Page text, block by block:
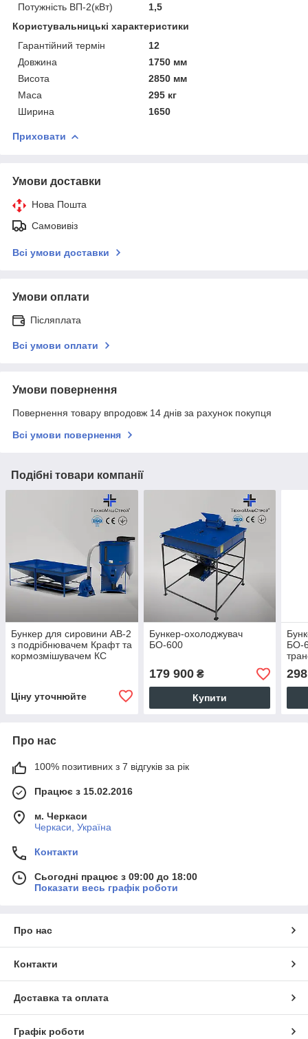
Потужність ВП-2(кВт)
1,5
Користувальницькі характеристики
Гарантійний термін
12
Довжина
1750 мм
Висота
2850 мм
Маса
295 кг
Ширина
1650
Приховати
Умови доставки
Нова Пошта
Самовивіз
Всі умови доставки
Умови оплати
Післяплата
Всі умови оплати
Умови повернення
Повернення товару впродовж 14 днів за рахунок покупця
Всі умови повернення
Подібні товари компанії
Бункер для сировини АВ-2
з подрібнювачем Крафт та
кормозмішувачем КС
Ціну уточнюйте
Бункер-охолоджувач
БО-600
179 900₴
Купити
БО-
Про нас
100% позитивних з 7 відгуків за рік
Працює з 15.02.2016
м. Черкаси
Черкаси, Україна
Контакти
Сьогодні працює з 09:00 до 18:00
Показати весь графік роботи
Про нас
Контакти
Доставка та оплата
Графік роботи